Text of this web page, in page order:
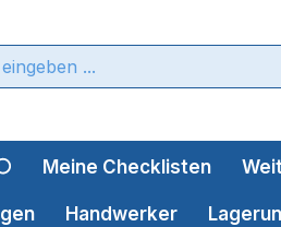
Meine Checklisten
Handwerker